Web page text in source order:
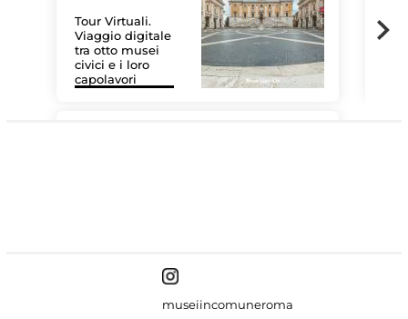
Tour Virtuali.
Viaggio digitale
tra otto musei
civici e i loro
capolavori
museiincomuneroma